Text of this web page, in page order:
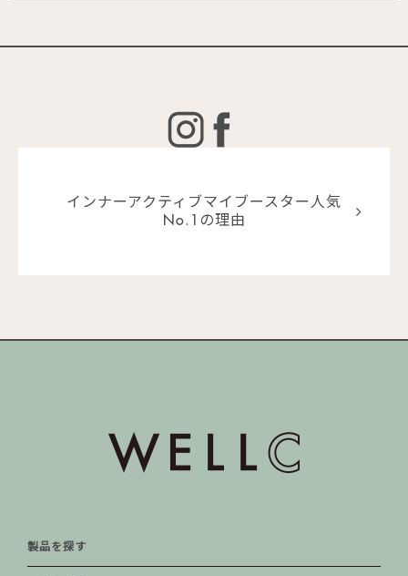
インナーアクティブマイブースター人気
No.1の理由
製品を探す